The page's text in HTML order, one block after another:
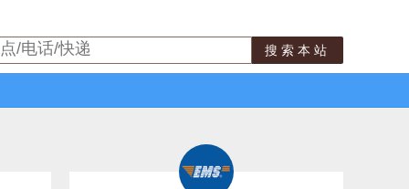
搜索本站